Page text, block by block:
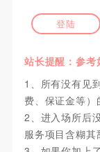
登陆
站长提醒：参考
1、所有没有见
费、保证金等）
2、进入场所后
服务项目含糊其